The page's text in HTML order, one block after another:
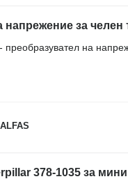
напрежение за челен
преобразувател на
378-1035 за